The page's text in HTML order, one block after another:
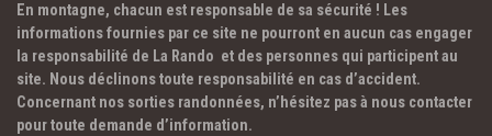
En montagne, chacun est responsable de sa sécurité ! Les
informations fournies par ce site ne pourront en aucun cas engager
la responsabilité de La Rando et des personnes qui participent au
site. Nous déclinons toute responsabilité en cas d’accident.
Concernant nos sorties randonnées, n’hésitez pas à nous contacter
pour toute demande d’information.